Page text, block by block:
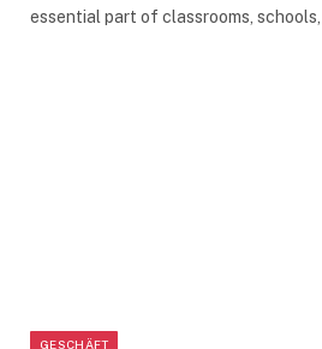
essential part of classrooms,
GESCHÄFT